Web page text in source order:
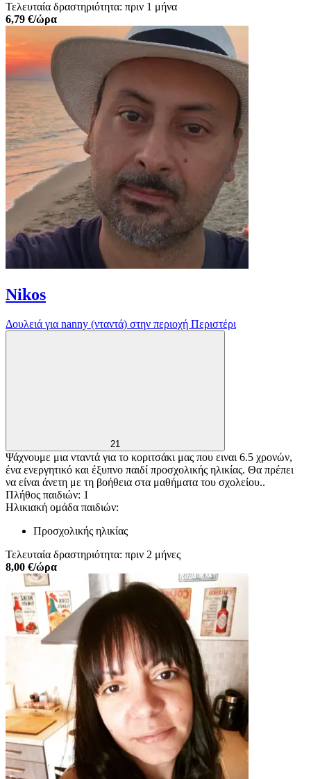
Τελευταία δραστηριότητα: πριν 1 μήνα
6,79 €/ώρα
Nikos
Δουλειά για nanny (νταντά) στην περιοχή Περιστέρι
21
Ψάχνουμε μια νταντά για το κοριτσάκι μας που ειναι 6.5 χρονών,
ένα ενεργητικό και έξυπνο παιδί προσχολικής ηλικίας. Θα πρέπει
να είναι άνετη με τη βοήθεια στα μαθήματα του σχολείου..
Πλήθος παιδιών: 1
Ηλικιακή ομάδα παιδιών:
Προσχολικής ηλικίας
Τελευταία δραστηριότητα: πριν 2 μήνες
8,00 €/ώρα